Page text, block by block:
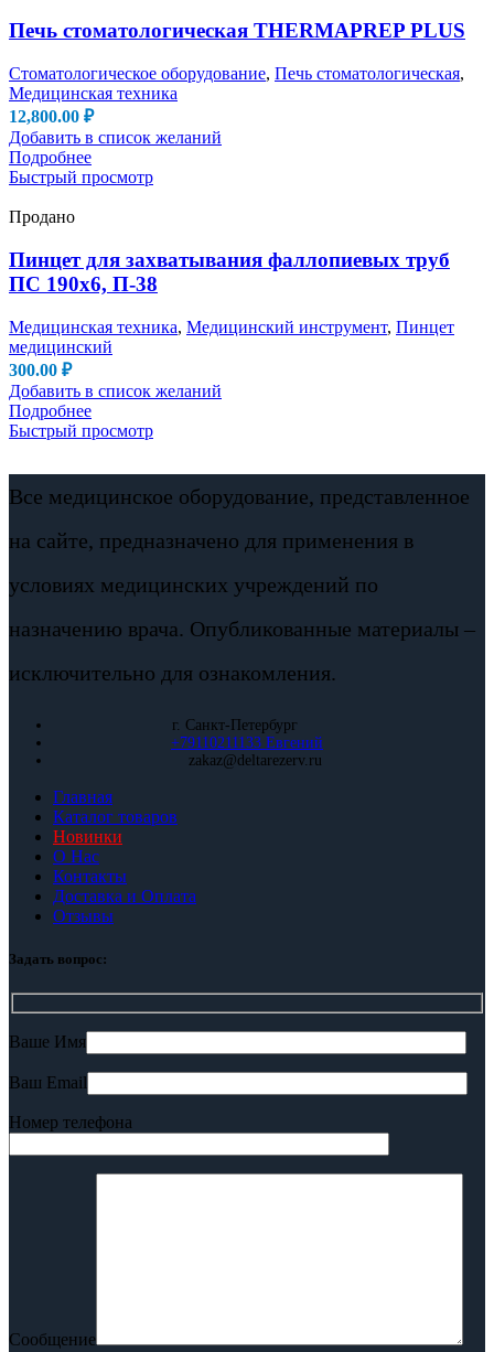
Печь стоматологическая THERMAPREP PLUS
Стоматологическое оборудование, Печь стоматологическая,
Медицинская техника
12,800.00 ₽
Добавить в список желаний
Подробнее
Быстрый просмотр
Продано
Пинцет для захватывания фаллопиевых труб
ПС 190х6, П-38
Медицинская техника, Медицинский инструмент, Пинцет
медицинский
300.00 ₽
Добавить в список желаний
Подробнее
Быстрый просмотр
Все медицинское оборудование, представленное
на сайте, предназначено для применения в
условиях медицинских учреждений по
назначению врача. Опубликованные материалы –
исключительно для ознакомления.
г. Санкт-Петербург
+79110211133 Евгений
zakaz@deltarezerv.ru
Главная
Каталог товаров
Новинки
О Нас
Контакты
Доставка и Оплата
Отзывы
Задать вопрос:
Ваше Имя
Ваш Email
Номер телефона
Сообщение